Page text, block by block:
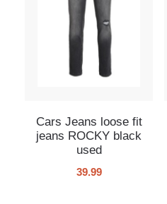
Cars Jeans loose fit
jeans ROCKY black
used
39.99